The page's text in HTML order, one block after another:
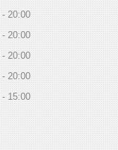
20:00
20:00
20:00
20:00
15:00